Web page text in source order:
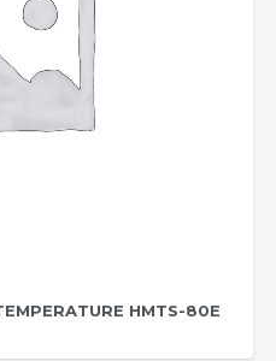
HMTS-80E